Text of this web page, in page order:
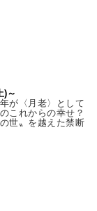
)～
が〈月老〉として
これからの幸せ？
世〟を越えた禁断